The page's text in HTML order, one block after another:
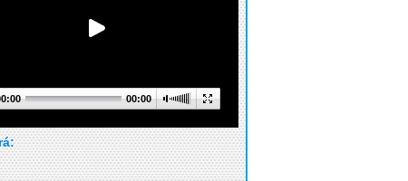
00:00